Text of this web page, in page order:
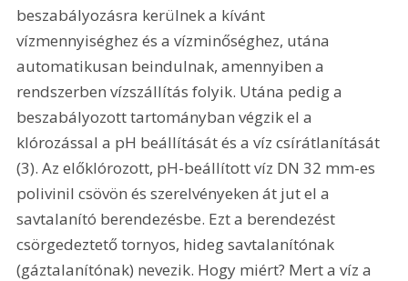
beszabályozásra kerülnek a kívánt
vízmennyiséghez és a vízminőséghez, utána
automatikusan beindulnak, amennyiben a
rendszerben vízszállítás folyik. Utána pedig a
beszabályozott tartományban végzik el a
klórozással a pH beállítását és a víz csírátlanítását
(3). Az előklórozott, pH-beállított víz DN 32 mm-es
polivinil csövön és szerelvényeken át jut el a
savtalanító berendezésbe. Ezt a berendezést
csörgedeztető tornyos, hideg savtalanítónak
(gáztalanítónak) nevezik. Hogy miért? Mert a víz a